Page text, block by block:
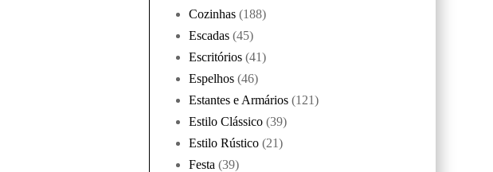
Cozinhas (188)
Escadas (45)
Escritórios (41)
Espelhos (46)
Estantes e Armários (121)
Estilo Clássico (39)
Estilo Rústico (21)
Festa (39)